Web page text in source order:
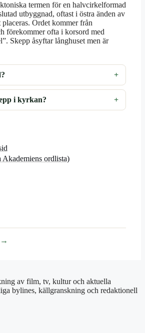
termen för en halvcirkelformad
utbyggnad, oftast i östra änden av
Ordet kommer från
förekommer ofta i korsord med
Skepp åsyftar långhuset men är
i kyrkan?
ordlista)
→
av film, tv, kultur och aktuella
bylines, källgranskning och redaktionell